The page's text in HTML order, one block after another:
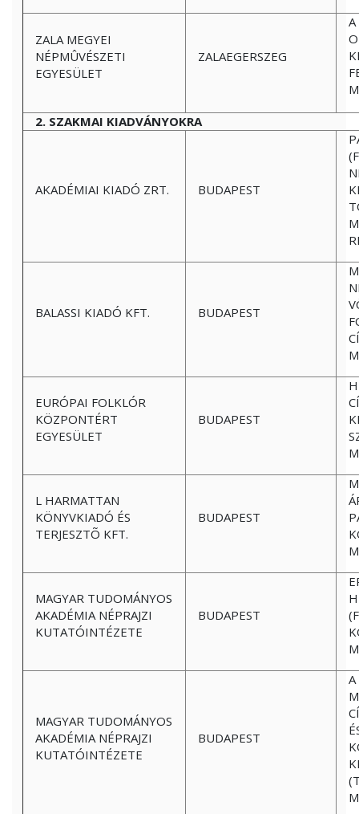
ZALA MEGYEI
NÉPMÛVÉSZETI
EGYESÜLET
ZALAEGERSZEG
A
2. SZAKMAI KIADVÁNYOKRA
AKADÉMIAI KIADÓ ZRT. BUDAPEST
BALASSI KIADÓ KFT. BUDAPEST
EURÓPAI FOLKLÓR
KÖZPONTÉRT
EGYESÜLET
BUDAPEST
L HARMATTAN
KÖNYVKIADÓ ÉS
TERJESZTÕ KFT.
BUDAPEST
MAGYAR TUDOMÁNYOS
AKADÉMIA NÉPRAJZI
KUTATÓINTÉZETE
BUDAPEST
MAGYAR TUDOMÁNYOS
AKADÉMIA NÉPRAJZI
KUTATÓINTÉZETE
BUDAPEST
A